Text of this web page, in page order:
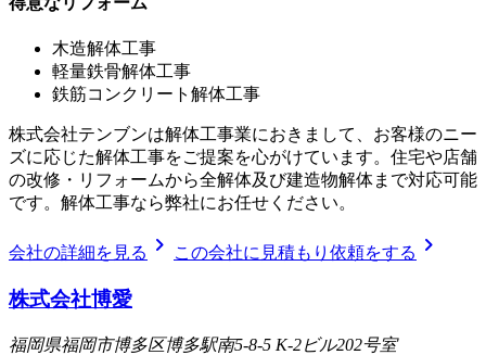
木造解体工事
軽量鉄骨解体工事
鉄筋コンクリート解体工事
株式会社テンブンは解体工事業におきまして、お客様のニー
ズに応じた解体工事をご提案を心がけています。住宅や店舗
の改修・リフォームから全解体及び建造物解体まで対応可能
です。解体工事なら弊社にお任せください。
会社の詳細を見る chevron_right この会社に見積もり依頼をする chevron_right
株式会社博愛
福岡県福岡市博多区博多駅南5-8-5 K-2ビル202号室